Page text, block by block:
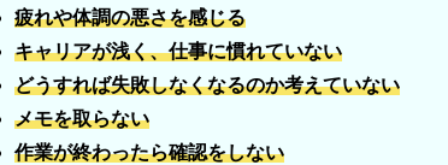
疲れや体調の悪さを感じる
キャリアが浅く、仕事に慣れていない
どうすれば失敗しなくなるのか考えていない
メモを取らない
作業が終わったら確認をしない